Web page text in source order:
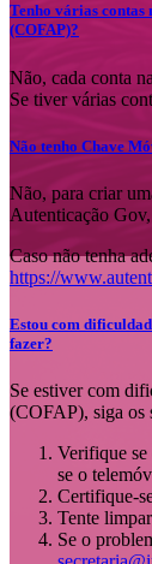
Tenho várias contas
(COFAP)?
Não, cada conta
Se tiver várias
Não tenho Chave
Não, para criar
Autenticação
Caso não tenha
https://
Estou com
fazer?
Se estiver com
(COFAP), siga os
Verifique
se o
Certifique-
Tente
Se o